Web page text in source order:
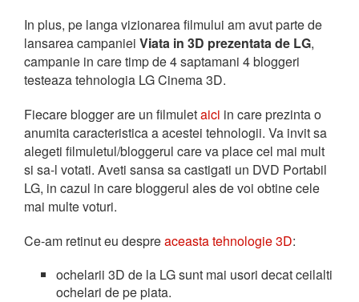
In plus, pe langa vizionarea filmului am avut parte de
lansarea campaniei Viata in 3D prezentata de LG,
campanie in care timp de 4 saptamani 4 bloggeri
testeaza tehnologia LG Cinema 3D.
Fiecare blogger are un filmuletaici in care prezinta o
anumita caracteristica a acestei tehnologii. Va invit sa
alegeti filmuletul/bloggerul care va place cel mai mult
si sa-l votati. Aveti sansa sa castigati un DVD Portabil
LG, in cazul in care bloggerul ales de voi obtine cele
mai multe voturi.
Ce-am retinut eu despreaceasta tehnologie 3D:
ochelarii 3D de la LG sunt mai usori decat ceilalti
ochelari de pe piata.